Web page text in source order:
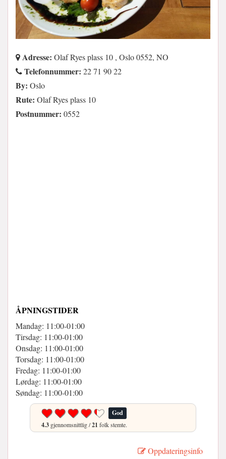
Adresse: Olaf Ryes plass 10 , Oslo 0552, NO
Telefonnummer: 22 71 90 22
By: Oslo
Rute: Olaf Ryes plass 10
Postnummer: 0552
ÅPNINGSTIDER
Mandag: 11:00-01:00
Tirsdag: 11:00-01:00
Onsdag: 11:00-01:00
Torsdag: 11:00-01:00
Fredag: 11:00-01:00
Lørdag: 11:00-01:00
Søndag: 11:00-01:00
God
4.3 gjennomsnittlig /21 folk stemte.
Oppdateringsinfo